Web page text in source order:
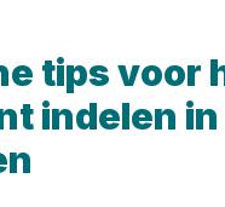
tips voor
indelen in